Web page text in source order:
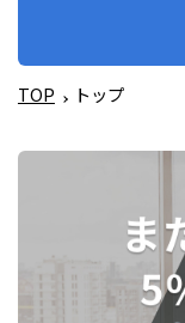
TOP トップ